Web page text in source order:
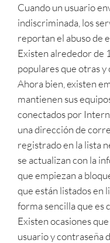
Cuando un usuario
indiscriminada, los
reportan el abuso de
Existen alrededor de
populares que otras
Ahora bien, existen
mantienen sus
conectados por
una dirección de
registrado en la lista
se actualizan con la
que empiezan a
que están listados en
forma sencilla que es
Existen ocasiones
usuario y contraseña